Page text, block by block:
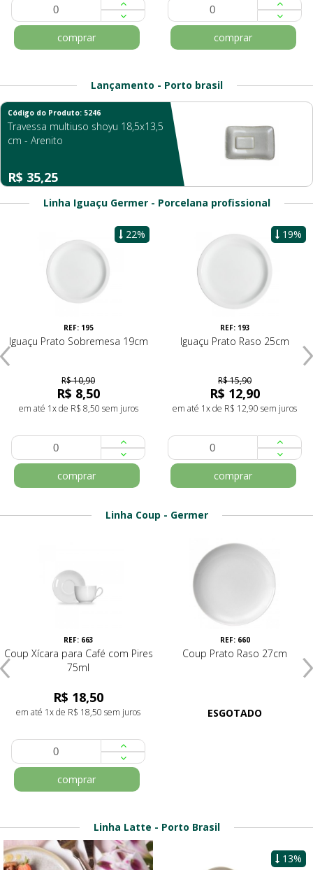
comprar comprar
Lançamento - Porto brasil
Código do Produto: 5246
Travessa multiuso shoyu 18,5x13,5
cm - Arenito
R$ 35,25
Linha Iguaçu Germer - Porcelana profissional
22%
REF: 195
Iguaçu Prato Sobremesa 19cm
R$ 10,90
R$ 8,50
em até 1x de R$ 8,50 sem juros
comprar
19%
REF: 193
Iguaçu Prato Raso 25cm
R$ 15,90
R$ 12,90
em até 1x de R$ 12,90 sem juros
comprar
Linha Coup - Germer
REF: 663
Coup Xícara para Café com Pires
75ml
R$ 18,50
em até 1x de R$ 18,50 sem juros
comprar
REF: 660
Coup Prato Raso 27cm
ESGOTADO
Linha Latte - Porto Brasil
17% 13%